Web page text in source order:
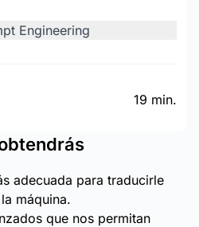
al Prompt Engineering
19 min.
adecuada para traducirle
máquina.
que nos permitan